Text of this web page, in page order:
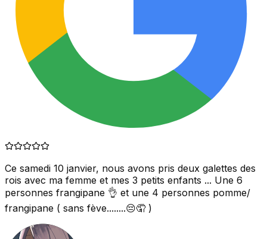
Ce samedi 10 janvier, nous avons pris deux galettes des
rois avec ma femme et mes 3 petits enfants ... Une 6
personnes frangipane 👌 et une 4 personnes pomme/
frangipane ( sans fève........😔🤦 )